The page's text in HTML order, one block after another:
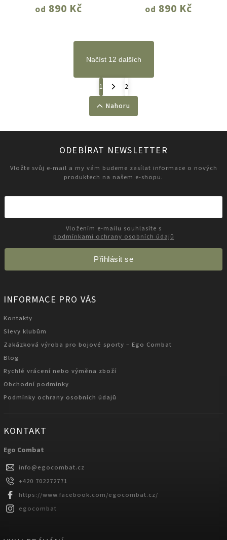
od 890 Kč od 890 Kč
Načíst 12 dalších
1
2
Nahoru
ODEBÍRAT NEWSLETTER
Vložte svůj e-mail a my vám budeme zasílat informace o nových
produktech na našem e-shopu.
podmínkami ochrany osobních údajů
Přihlásit se
INFORMACE PRO VÁS
Kontakty
Slevy klubům
Zakázková výroba pro bojové sporty – Ego Combat
Blog
Rychlé vrácení nebo výměna zboží
Obchodní podmínky
Podmínky ochrany osobních údajů
KONTAKT
Ego Combat
info@egocombat.cz
+420 702272771
https://www.facebook.com/egocombat.cz/
egocombat